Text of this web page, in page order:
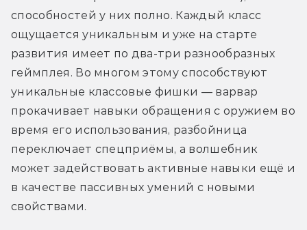
способностей у них полно. Каждый класс
ощущается уникальным и уже на старте
развития имеет по два-три разнообразных
геймплея. Во многом этому способствуют
уникальные классовые фишки — варвар
прокачивает навыки обращения с оружием во
время его использования, разбойница
переключает спецприёмы, а волшебник
может задействовать активные навыки ещё и
в качестве пассивных умений с новыми
свойствами.